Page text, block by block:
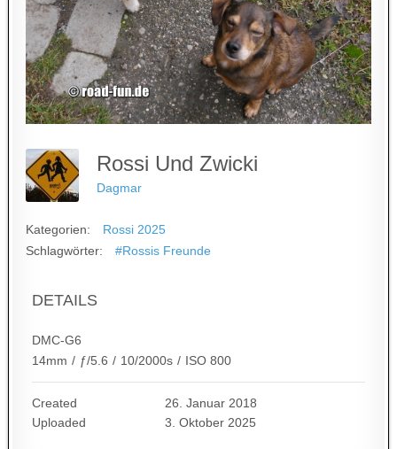
Rossi Und Zwicki
Dagmar
Kategorien:
Rossi 2025
Schlagwörter:
#Rossis Freunde
DETAILS
DMC-G6
14mm / ƒ/5.6 / 10/2000s / ISO 800
Created
26. Januar 2018
Uploaded
3. Oktober 2025